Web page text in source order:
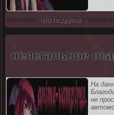
Категория: Что то другое |
нелегальное
На
не